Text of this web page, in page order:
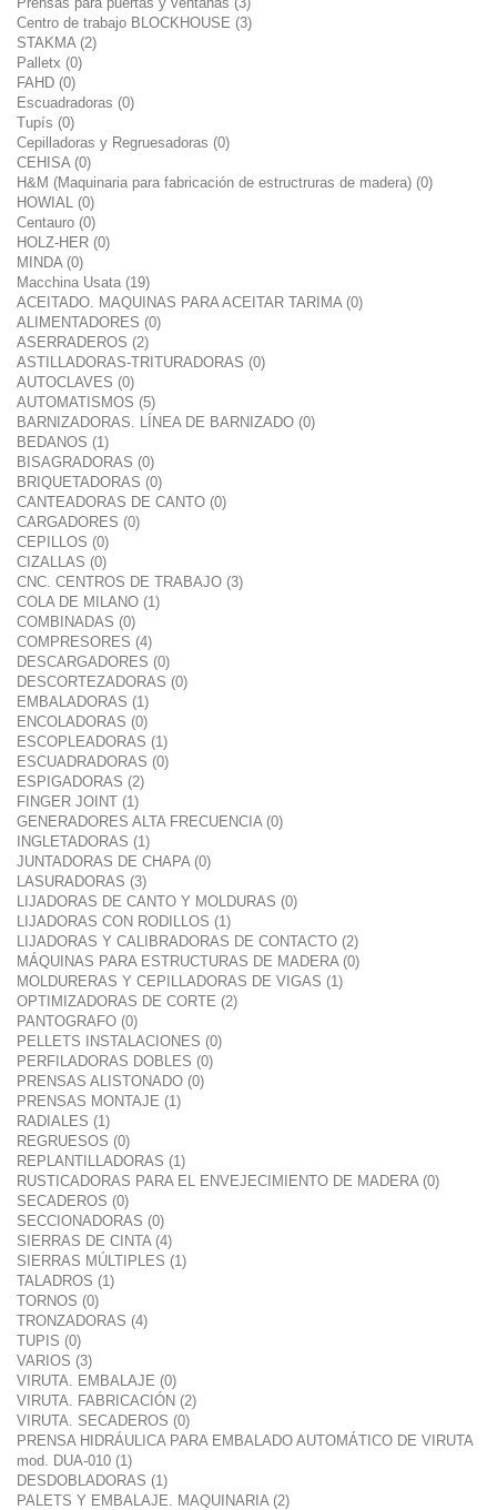
Centro de trabajo BLOCKHOUSE (3)
STAKMA (2)
Palletx (0)
FAHD (0)
Escuadradoras (0)
Tupís (0)
Cepilladoras y Regruesadoras (0)
CEHISA (0)
H&M (Maquinaria para fabricación de estructruras de madera) (0)
HOWIAL (0)
Centauro (0)
HOLZ-HER (0)
MINDA (0)
Macchina Usata (19)
ACEITADO. MAQUINAS PARA ACEITAR TARIMA (0)
ALIMENTADORES (0)
ASERRADEROS (2)
ASTILLADORAS-TRITURADORAS (0)
AUTOCLAVES (0)
AUTOMATISMOS (5)
BARNIZADORAS. LÍNEA DE BARNIZADO (0)
BEDANOS (1)
BISAGRADORAS (0)
BRIQUETADORAS (0)
CANTEADORAS DE CANTO (0)
CARGADORES (0)
CEPILLOS (0)
CIZALLAS (0)
CNC. CENTROS DE TRABAJO (3)
COLA DE MILANO (1)
COMBINADAS (0)
COMPRESORES (4)
DESCARGADORES (0)
DESCORTEZADORAS (0)
EMBALADORAS (1)
ENCOLADORAS (0)
ESCOPLEADORAS (1)
ESCUADRADORAS (0)
ESPIGADORAS (2)
FINGER JOINT (1)
GENERADORES ALTA FRECUENCIA (0)
INGLETADORAS (1)
JUNTADORAS DE CHAPA (0)
LASURADORAS (3)
LIJADORAS DE CANTO Y MOLDURAS (0)
LIJADORAS CON RODILLOS (1)
LIJADORAS Y CALIBRADORAS DE CONTACTO (2)
MÁQUINAS PARA ESTRUCTURAS DE MADERA (0)
MOLDURERAS Y CEPILLADORAS DE VIGAS (1)
OPTIMIZADORAS DE CORTE (2)
PANTOGRAFO (0)
PELLETS INSTALACIONES (0)
PERFILADORAS DOBLES (0)
PRENSAS ALISTONADO (0)
PRENSAS MONTAJE (1)
RADIALES (1)
REGRUESOS (0)
REPLANTILLADORAS (1)
RUSTICADORAS PARA EL ENVEJECIMIENTO DE MADERA (0)
SECADEROS (0)
SECCIONADORAS (0)
SIERRAS DE CINTA (4)
SIERRAS MÚLTIPLES (1)
TALADROS (1)
TORNOS (0)
TRONZADORAS (4)
TUPIS (0)
VARIOS (3)
VIRUTA. EMBALAJE (0)
VIRUTA. FABRICACIÓN (2)
VIRUTA. SECADEROS (0)
PRENSA HIDRÁULICA PARA EMBALADO AUTOMÁTICO DE VIRUTA
mod. DUA-010 (1)
DESDOBLADORAS (1)
PALETS Y EMBALAJE. MAQUINARIA (2)